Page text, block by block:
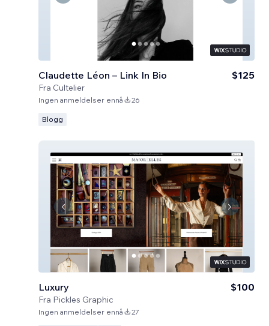
Claudette Léon – Link In Bio
Fra Cultelier
$125
Ingen anmeldelser ennå 26
Blogg
Luxury
Fra Pickles Graphic
$100
Ingen anmeldelser ennå 27